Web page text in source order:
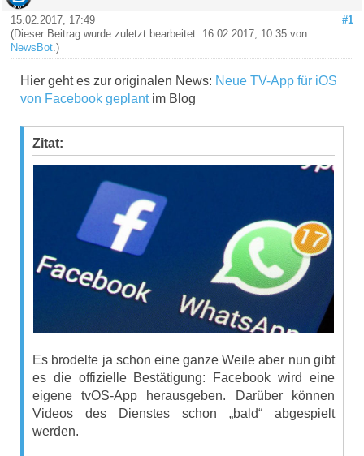
#1
15.02.2017, 17:49
(Dieser Beitrag wurde zuletzt bearbeitet: 16.02.2017, 10:35 von
NewsBot .)
Hier geht es zur originalen News: Neue TV-App für iOS
von Facebook geplantim Blog
Zitat:
Es brodelte ja schon eine ganze Weile aber nun gibt
es die offizielle Bestätigung: Facebook wird eine
eigene tvOS-App herausgeben. Darüber können
Videos des Dienstes schon „bald“ abgespielt
werden.